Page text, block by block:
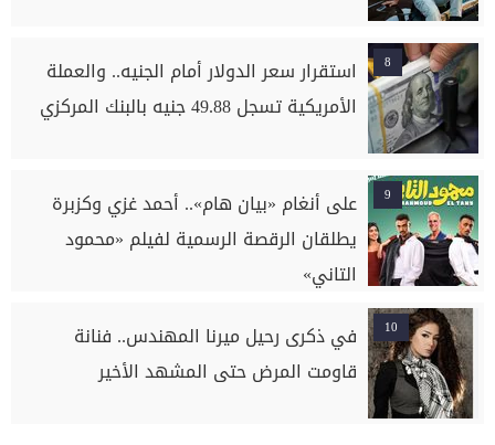
8
استقرار سعر الدولار أمام الجنيه.. والعملة
الأمريكية تسجل 49.88 جنيه بالبنك المركزي
9
على أنغام «بيان هام».. أحمد غزي وكزبرة
يطلقان الرقصة الرسمية لفيلم «محمود
التاني»
10
في ذكرى رحيل ميرنا المهندس.. فنانة
قاومت المرض حتى المشهد الأخير